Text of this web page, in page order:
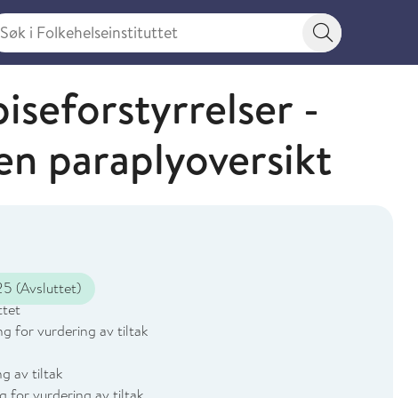
i Folkehelseinstituttet
Søkeknapp
-
paraplyoversikt
(Avsluttet)
for vurdering av tiltak
av tiltak